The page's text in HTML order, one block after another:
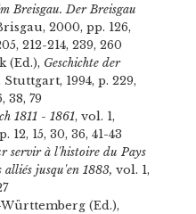
Breisgau. Der Breisgau
2000, pp. 126,
212-214, 239, 260
(Ed.), Geschichte der
Stuttgart, 1994, p. 229,
38, 79
1811 - 1861, vol. 1,
15, 30, 36, 41-43
servir à l'histoire du Pays
jusqu'en 1883, vol. 1,
(Ed.),